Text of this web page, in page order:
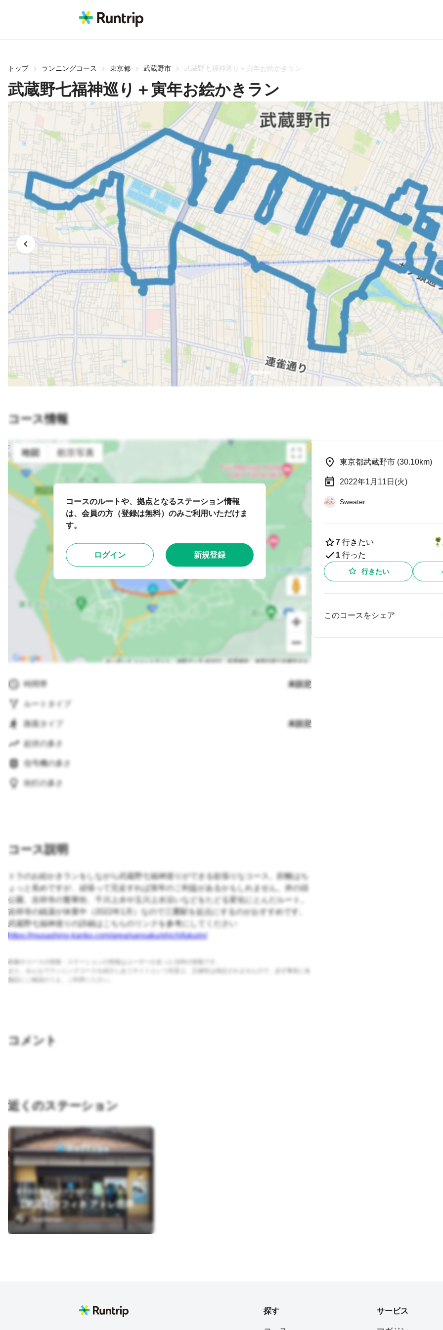
トップ ランニングコース 東京都 武蔵野市 武蔵野七福神巡り＋寅年お絵かきラン
武蔵野七福神巡り＋寅年お絵かきラン
コース情報
時間帯 未設定
ルートタイプ
路面タイプ 未設定
起伏の多さ
信号機の多さ
街灯の多さ
コース説明
トラのお絵かきランをしながら武蔵野七福神巡りができる欲張りなコース。距離はち
ょっと長めですが、頑張って完走すれば寅年のご利益があるかもしれません。井の頭
公園、吉祥寺の繁華街、千川上水や玉川上水沿いなどをたどる変化にとんだルート。
吉祥寺の銭湯が休業中（2022年1月）なので三鷹駅を起点にするのがおすすめです。
武蔵野七福神巡りの詳細はこちらのリンクを参考にしてください
https://musashino-kanko.com/area/sansaku/shichifukujin/
画像やコースの情報・ステーションの情報はユーザーが走った当時の情報です。
また、みんなでランニングコースを紹介しあうサイトという性質上、正確性は保証されませんので、必ず事前に各
施設にご確認のうえ、ご利用ください。
コメント
近くのステーション
東京都武蔵野市吉祥寺南町２丁目１－１２
【閉店】ラフィネ アトレ吉祥寺店
Sushiman
コースのルートや、拠点となるステーション情報
は、会員の方（登録は無料）のみご利用いただけま
す。
ログイン 新規登録
東京都武蔵野市 (30.10km)
2022年1月11日(火)
Sweater
7 行きたい
1 行った
行きたい
このコースをシェア
探す サービス